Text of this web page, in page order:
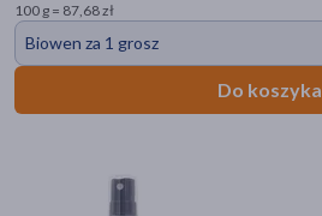
100 g = 87,68 zł
Biowen za 1 grosz
Do koszyka